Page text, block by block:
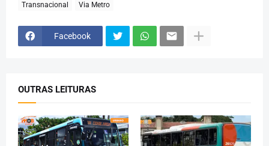
Transnacional
Via Metro
Facebook
OUTRAS LEITURAS